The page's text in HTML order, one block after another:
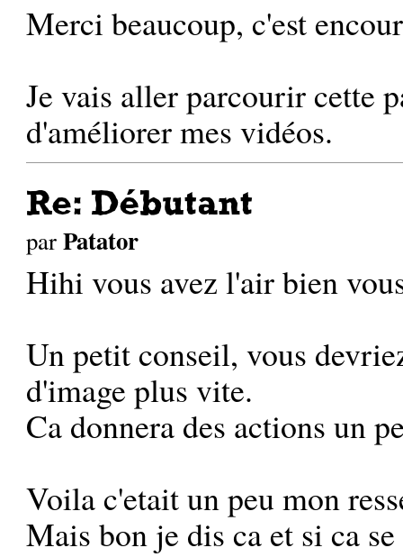
Merci beaucoup, c'est
Je vais aller parcourir cette
d'améliorer mes vidéos.
Re: Débutant
parPatator
Hihi vous avez l'air bien
Un petit conseil, vous
d'image plus vite.
Ca donnera des actions un
Voila c'etait un peu mon
Mais bon je dis ca et si ca